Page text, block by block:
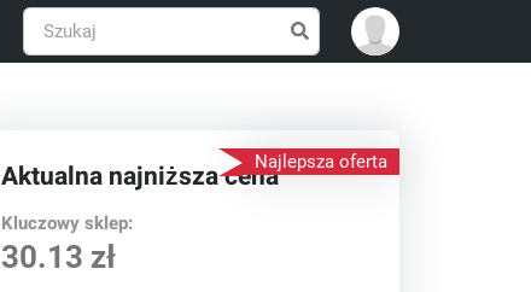
Najlepsza oferta
Aktualna najniższa cena
Kluczowy sklep:
30.13 zł